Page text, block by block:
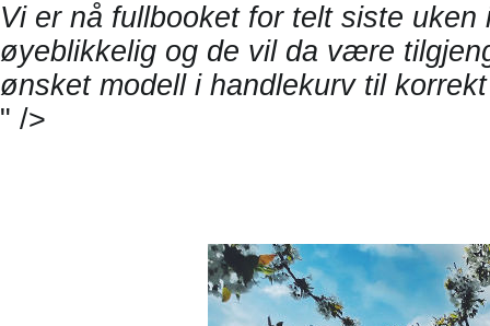
Vi er nå fullbooket for telt siste
øyeblikkelig og de vil da være
ønsket modell i handlekurv til
" />